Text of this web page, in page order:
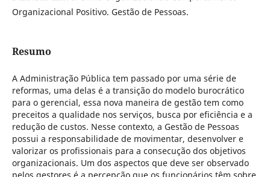
Organizacional Positivo. Gestão de Pessoas.
Resumo
A Administração Pública tem passado por uma série de
reformas, uma delas é a transição do modelo burocrático
para o gerencial, essa nova maneira de gestão tem como
preceitos a qualidade nos serviços, busca por eficiência e a
redução de custos. Nesse contexto, a Gestão de Pessoas
possui a responsabilidade de movimentar, desenvolver e
valorizar os profissionais para a consecução dos objetivos
organizacionais. Um dos aspectos que deve ser observado